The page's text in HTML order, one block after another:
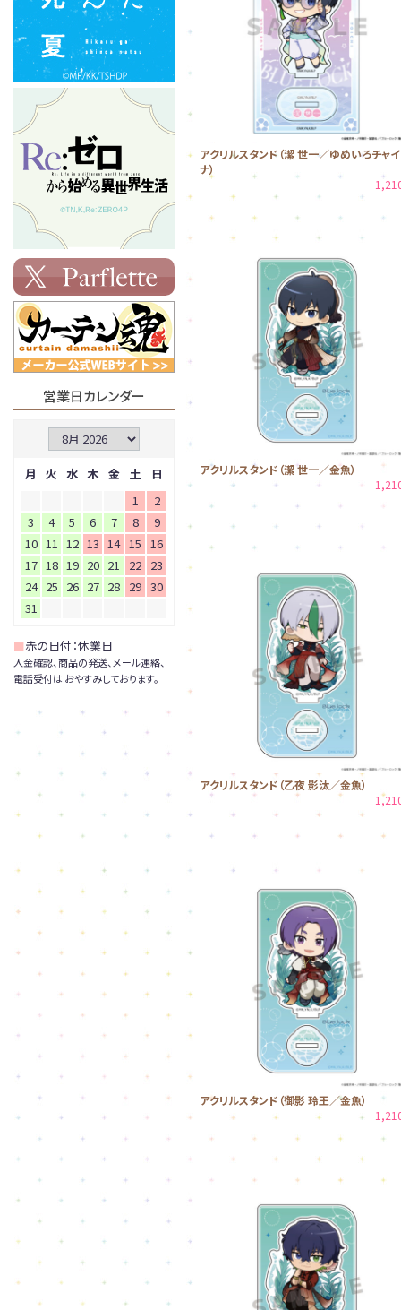
アクリルスタンド（潔 世一／ゆめいろチャイ
ナ）
アクリルスタンド（潔 世一／金魚）
アクリルスタンド（乙夜 影汰／金魚）
アクリルスタンド（御影 玲王／金魚）
営業日カレンダー
月 火 水 木 金 土
日
1
2
3
4 5 6 7 8
9
10 11 12 13 14 15
16
17 18 19 20 21 22 23
24 25 26 27 28 29 30
31
■赤の日付：休業日
入金確認、商品の発送、メール連絡、
電話受付は おやすみしております。